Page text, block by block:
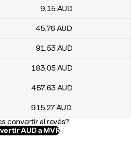
9,15 AUD
45,76 AUD
91,53 AUD
183,05 AUD
457,63 AUD
915,27AUD
convertir al revés?
AUD a MVR